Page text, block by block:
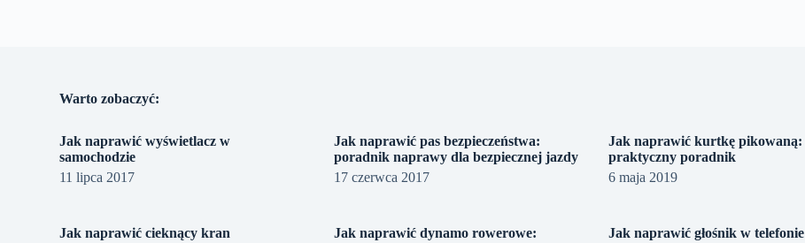
Warto zobaczyć:
Jak naprawić wyświetlacz w
samochodzie
11 lipca 2017
Jak naprawić pas bezpieczeństwa:
poradnik naprawy dla bezpiecznej jazdy
17 czerwca 2017
Jak naprawić kurtkę pikowaną:
praktyczny poradnik
6 maja 2019
Jak naprawić cieknący kran
Jak naprawić dynamo rowerowe:
Jak naprawić głośnik w telefonie